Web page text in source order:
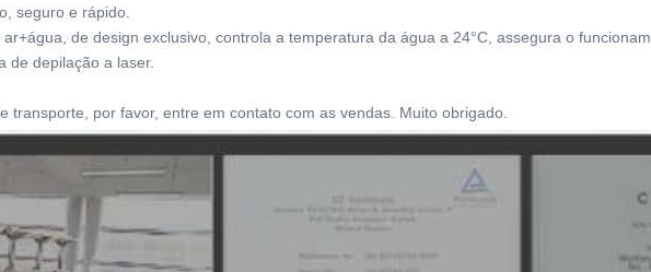
seguro e rápido.
de design exclusivo, controla a temperatura da água a 24°C, assegura o
de depilação a laser.
por favor, entre em contato com as vendas. Muito obrigado.